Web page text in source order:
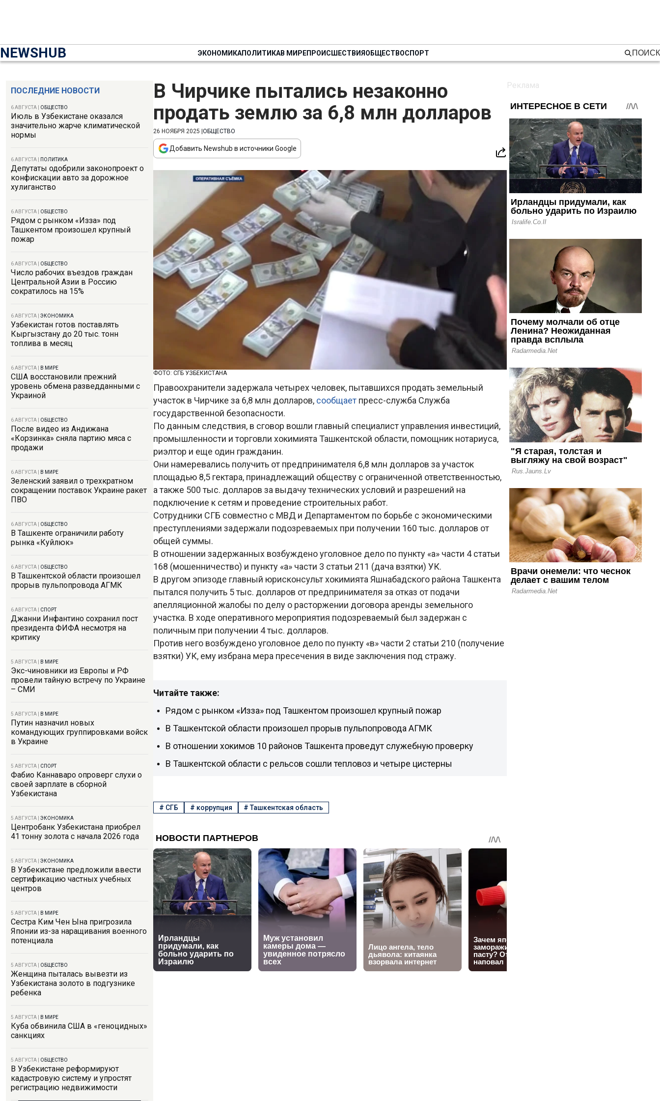
NEWSHUB ЭКОНОМИКАПОЛИТИКАВ МИРЕПРОИСШЕСТВИЯОБЩЕСТВОСПОРТ ПОИСК
ПОСЛЕДНИЕ НОВОСТИ
6 АВГУСТА ОБЩЕСТВО
Июль в Узбекистане оказался
значительно жарче климатической
нормы
6 АВГУСТА ПОЛИТИКА
Депутаты одобрили законопроект о
конфискации авто за дорожное
хулиганство
6 АВГУСТА ОБЩЕСТВО
Рядом с рынком «Изза» под
Ташкентом произошел крупный
пожар
6 АВГУСТА ОБЩЕСТВО
Число рабочих въездов граждан
Центральной Азии в Россию
сократилось на 15%
6 АВГУСТА ЭКОНОМИКА
Узбекистан готов поставлять
Кыргызстану до 20 тыс. тонн
топлива в месяц
6 АВГУСТА В МИРЕ
США восстановили прежний
уровень обмена разведданными с
Украиной
6 АВГУСТА ОБЩЕСТВО
После видео из Андижана
«Корзинка» сняла партию мяса с
продажи
6 АВГУСТА В МИРЕ
Зеленский заявил о трехкратном
сокращении поставок Украине ракет
ПВО
6 АВГУСТА ОБЩЕСТВО
В Ташкенте ограничили работу
рынка «Куйлюк»
6 АВГУСТА ОБЩЕСТВО
В Ташкентской области произошел
прорыв пульпопровода АГМК
6 АВГУСТА СПОРТ
Джанни Инфантино сохранил пост
президента ФИФА несмотря на
критику
5 АВГУСТА В МИРЕ
Экс-чиновники из Европы и РФ
провели тайную встречу по Украине
– СМИ
5 АВГУСТА В МИРЕ
Путин назначил новых
командующих группировками войск
в Украине
5 АВГУСТА СПОРТ
Фабио Каннаваро опроверг слухи о
своей зарплате в сборной
Узбекистана
5 АВГУСТА ЭКОНОМИКА
Центробанк Узбекистана приобрел
41 тонну золота с начала 2026 года
5 АВГУСТА ЭКОНОМИКА
В Узбекистане предложили ввести
сертификацию частных учебных
центров
5 АВГУСТА В МИРЕ
Сестра Ким Чен Ына пригрозила
Японии из-за наращивания военного
потенциала
5 АВГУСТА ОБЩЕСТВО
Женщина пыталась вывезти из
Узбекистана золото в подгузнике
ребенка
5 АВГУСТА В МИРЕ
Куба обвинила США в «геноцидных»
санкциях
5 АВГУСТА ОБЩЕСТВО
В Узбекистане реформируют
кадастровую систему и упростят
регистрацию недвижимости
В Чирчике пытались незаконно
продать землю за 6,8 млн долларов
26 НОЯБРЯ 2025 ОБЩЕСТВО
Добавить Newshub в источники Google
ФОТО: СГБ УЗБЕКИСТАНА
Правоохранители задержала четырех человек, пытавшихся продать земельный
участок в Чирчике за 6,8 млн долларов, сообщает пресс-служба Служба
государственной безопасности.
По данным следствия, в сговор вошли главный специалист управления инвестиций,
промышленности и торговли хокимията Ташкентской области, помощник нотариуса,
риэлтор и еще один гражданин.
Они намеревались получить от предпринимателя 6,8 млн долларов за участок
площадью 8,5 гектара, принадлежащий обществу с ограниченной ответственностью,
а также 500 тыс. долларов за выдачу технических условий и разрешений на
подключение к сетям и проведение строительных работ.
Сотрудники СГБ совместно с МВД и Департаментом по борьбе с экономическими
преступлениями задержали подозреваемых при получении 160 тыс. долларов от
общей суммы.
В отношении задержанных возбуждено уголовное дело по пункту «а» части 4 статьи
168 (мошенничество) и пункту «а» части 3 статьи 211 (дача взятки) УК.
В другом эпизоде главный юрисконсульт хокимията Яшнабадского района Ташкента
пытался получить 5 тыс. долларов от предпринимателя за отказ от подачи
апелляционной жалобы по делу о расторжении договора аренды земельного
участка. В ходе оперативного мероприятия подозреваемый был задержан с
поличным при получении 4 тыс. долларов.
Против него возбуждено уголовное дело по пункту «в» части 2 статьи 210 (получение
взятки) УК, ему избрана мера пресечения в виде заключения под стражу.
Читайте также:
Рядом с рынком «Изза» под Ташкентом произошел крупный пожар
В Ташкентской области произошел прорыв пульпопровода АГМК
В отношении хокимов 10 районов Ташкента проведут служебную проверку
В Ташкентской области с рельсов сошли тепловоз и четыре цистерны
# СГБ # коррупция #Ташкентская область